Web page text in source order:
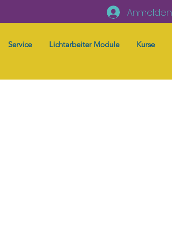
Anmelden
Service Lichtarbeiter Module Kurse